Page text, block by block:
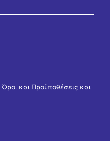
Όροι και Προϋποθέσεις και